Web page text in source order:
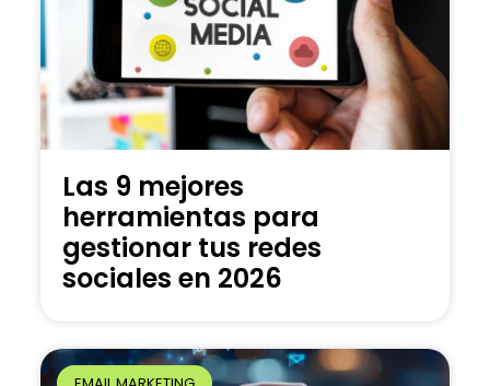
Las 9 mejores
herramientas para
gestionar tus redes
sociales en 2026